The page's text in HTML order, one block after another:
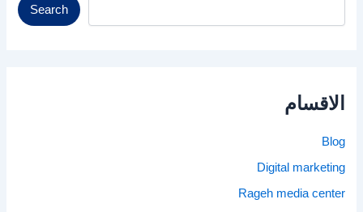
Search
الاقسام
Blog
Digital marketing
Rageh media center